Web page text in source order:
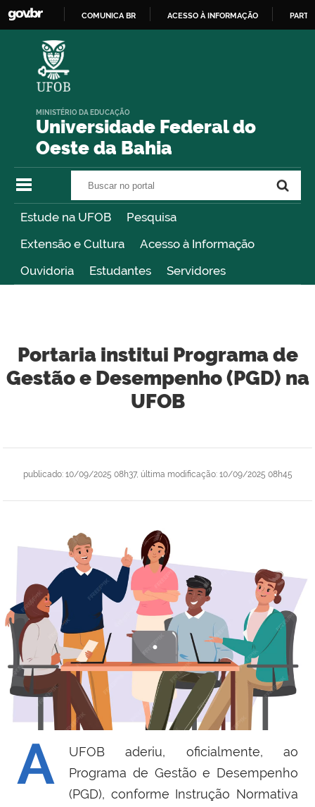
COMUNICA BR ACESSO À INFORMAÇÃO
Universidade Federal do
Oeste da Bahia
MINISTÉRIO DA EDUCAÇÃO
Estude na UFOB
Pesquisa
Extensão e Cultura
Acesso à Informação
Ouvidoria
Estudantes Servidores
Portaria institui Programa de
Gestão e Desempenho (PGD) na
UFOB
publicado: 10/09/2025 08h37, última modificação: 10/09/2025 08h45
A
UFOB aderiu, oficialmente, ao
Programa de Gestão e Desempenho
(PGD), conforme Instrução Normativa